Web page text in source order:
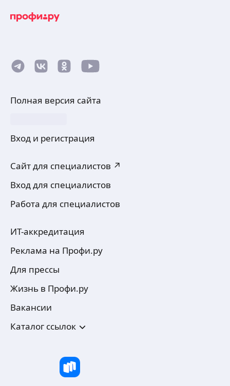
Полная версия сайта
Вход и регистрация
Сайт для специалистов ↗
Вход для специалистов
Работа для специалистов
ИТ-аккредитация
Реклама на Профи.ру
Для прессы
Жизнь в Профи.ру
Вакансии
Каталог ссылок